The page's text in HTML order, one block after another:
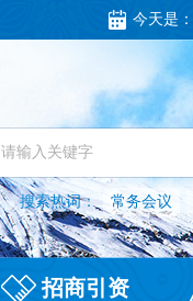
今天是：
搜索热词： 常务会议
招商引资